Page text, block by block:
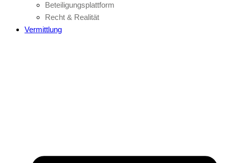
Beteiligungsplattform
Recht & Realität
Vermittlung